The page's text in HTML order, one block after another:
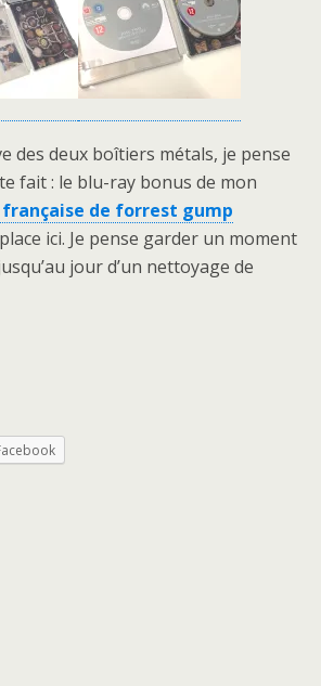
des deux boîtiers métals, je pense
fait : le blu-ray bonus de mon
de forrest gump
ici. Je pense garder un moment
jour d’un nettoyage de